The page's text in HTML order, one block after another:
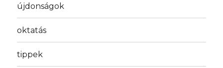
újdonságok
oktatás
tippek